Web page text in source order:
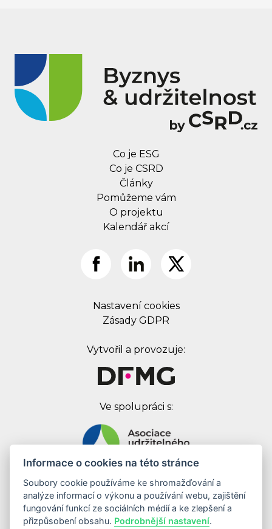
Co je ESG
Co je CSRD
Články
Pomůžeme vám
O projektu
Kalendář akcí
Nastavení cookies
Zásady GDPR
Vytvořil a provozuje:
Ve spolupráci s:
Digital First Marketing Group s.r.o.
Jankovcova 1037/49
170 00 Praha 7
Informace o cookies na této stránce
Soubory cookie používáme ke shromažďování a
analýze informací o výkonu a používání webu, zajištění
fungování funkcí ze sociálních médií a ke zlepšení a
přizpůsobení obsahu. Podrobnější nastavení.